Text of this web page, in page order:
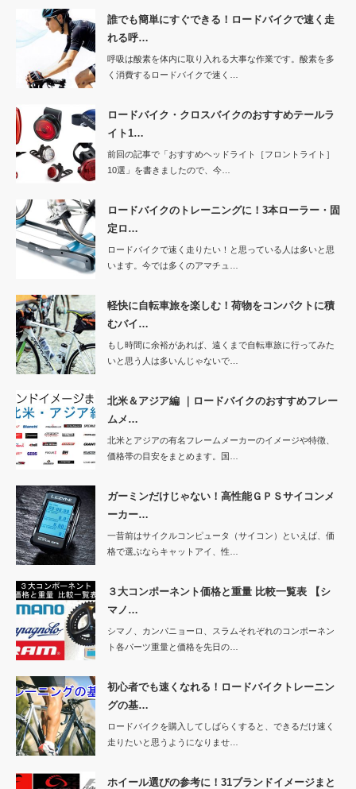
誰でも簡単にすぐできる！ロードバイクで速く走
れる呼…
呼吸は酸素を体内に取り入れる大事な作業です。酸素を多
く消費するロードバイクで速く…
ロードバイク・クロスバイクのおすすめテールラ
イト1…
前回の記事で「おすすめヘッドライト［フロントライト］
10選」を書きましたので、今…
ロードバイクのトレーニングに！3本ローラー・固
定ロ…
ロードバイクで速く走りたい！と思っている人は多いと思
います。今では多くのアマチュ…
軽快に自転車旅を楽しむ！荷物をコンパクトに積
むバイ…
もし時間に余裕があれば、遠くまで自転車旅に行ってみた
いと思う人は多いんじゃないで…
北米＆アジア編 ｜ロードバイクのおすすめフレー
ムメ…
北米とアジアの有名フレームメーカーのイメージや特徴、
価格帯の目安をまとめます。国…
ガーミンだけじゃない！高性能ＧＰＳサイコンメ
ーカー…
一昔前はサイクルコンピュータ（サイコン）といえば、価
格で選ぶならキャットアイ、性…
３大コンポーネント価格と重量 比較一覧表 【シ
マノ…
シマノ、カンパニョーロ、スラムそれぞれのコンポーネン
ト各パーツ重量と価格を先日の…
初心者でも速くなれる！ロードバイクトレーニン
グの基…
ロードバイクを購入してしばらくすると、できるだけ速く
走りたいと思うようになりませ…
ホイール選びの参考に！31ブランドイメージまと